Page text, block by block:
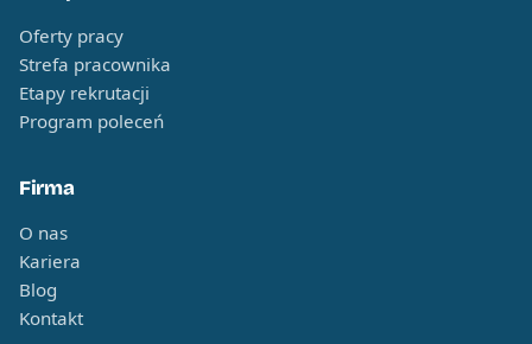
Oferty pracy
Strefa pracownika
Etapy rekrutacji
Program poleceń
Firma
O nas
Kariera
Blog
Kontakt